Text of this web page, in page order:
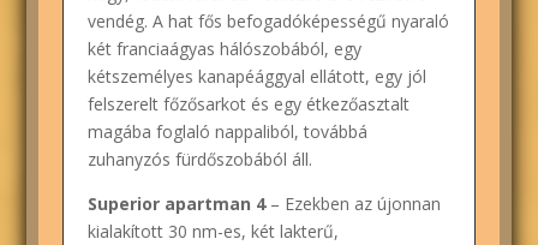
vendég. A hat fős befogadóképességű nyaraló
két franciaágyas hálószobából, egy
kétszemélyes kanapéággyal ellátott, egy jól
felszerelt főzősarkot és egy étkezőasztalt
magába foglaló nappaliból, továbbá
zuhanyzós fürdőszobából áll.
Superior apartman 4– Ezekben az újonnan
kialakított 30 nm-es, két lakterű,